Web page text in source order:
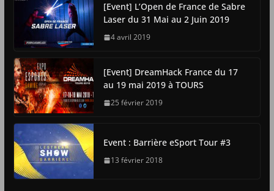
[Event] L’Open de France de Sabre
Laser du 31 Mai au 2 Juin 2019
4 avril 2019
[Event] DreamHack France du 17
au 19 mai 2019 à TOURS
25 février 2019
Event : Barrière eSport Tour #3
13 février 2018